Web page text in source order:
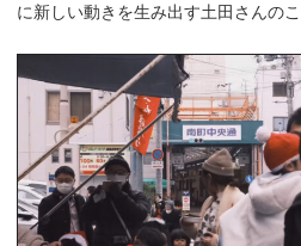
に新しい動きを生み出す土田さんの